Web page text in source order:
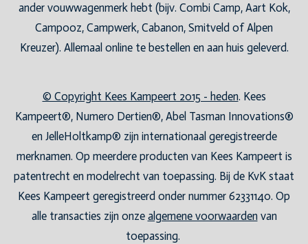
ander vouwwagenmerk hebt (bijv. Combi Camp, Aart Kok,
Campooz, Campwerk, Cabanon, Smitveld of Alpen
Kreuzer). Allemaal online te bestellen en aan huis geleverd.
© Copyright Kees Kampeert 2015 - heden. Kees
Kampeert®, Numero Dertien®, Abel Tasman Innovations®
en JelleHoltkamp® zijn internationaal geregistreerde
merknamen. Op meerdere producten van Kees Kampeert is
patentrecht en modelrecht van toepassing. Bij de KvK staat
Kees Kampeert geregistreerd onder nummer 62331140. Op
alle transacties zijn onze algemene voorwaarden van
toepassing.